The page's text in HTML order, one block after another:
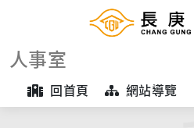
人事室
回首頁 網站導覽